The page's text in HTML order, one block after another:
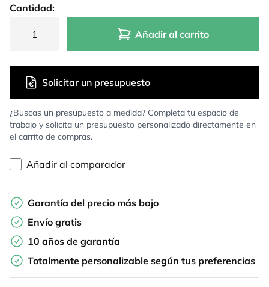
Cantidad:
Añadir al carrito
¿Buscas un presupuesto a medida? Completa tu espacio de
trabajo y solicita un presupuesto personalizado directamente en
el carrito de compras.
Solicitar un presupuesto
Añadir al comparador
Garantía del precio más bajo
Envío gratis
10 años de garantía
Totalmente personalizable según tus preferencias